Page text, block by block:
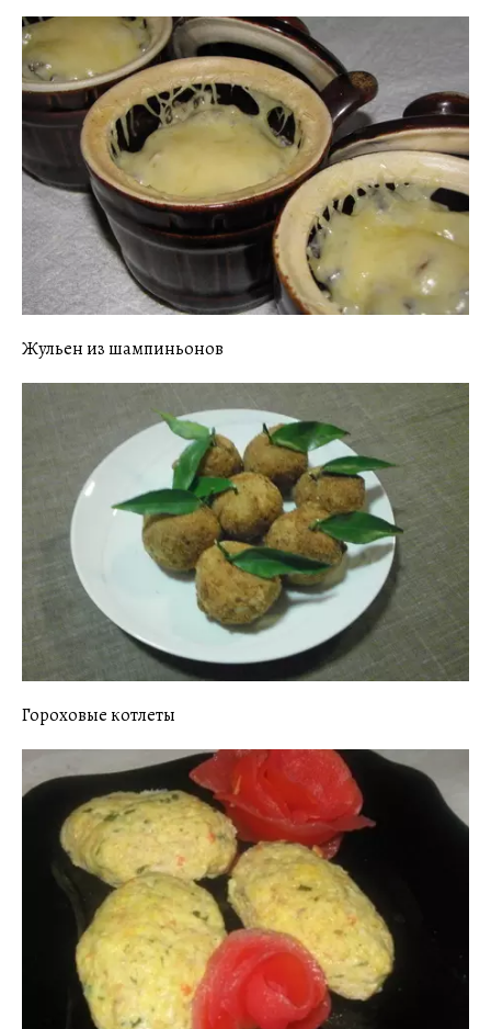
Жульен из шампиньонов
Гороховые котлеты